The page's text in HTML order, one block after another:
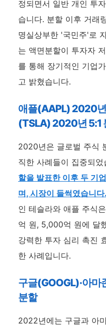
정되면서 일반 개인 투
습니다. 분할 이후 거래
명실상부한 '국민주'로
는 액면분할이 투자자
를 통해 장기적인 기업
고 밝혔습니다.
애플(AAPL) 2020년
(TSLA) 2020년 5:1
2020년은 글로벌 주식
직한 사례들이 집중되었
할을 발표한 이후 두 기
며, 시장이 들썩였습니다.
인 테슬라와 애플 주식
억 원, 5,000억 원에 달
강력한 투자 심리 촉진
한 사례입니다.
구글(GOOGL)·아
분할
2022년에는 구글과 아